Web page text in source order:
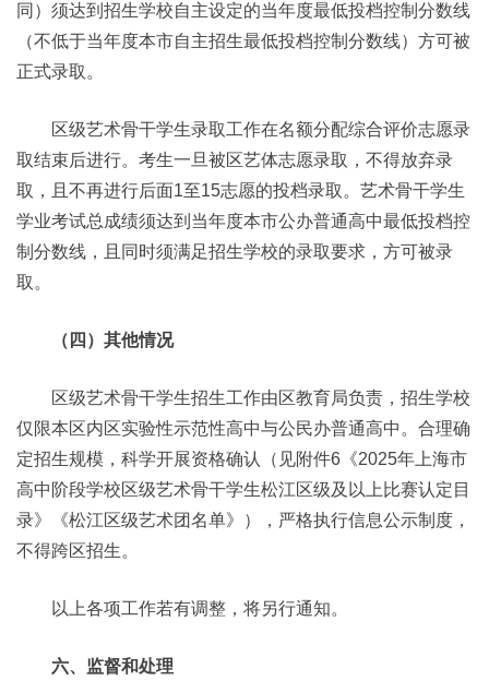
同）须达到招生学校自主设定的当年度最低投档控制分数线
（不低于当年度本市自主招生最低投档控制分数线）方可被
正式录取。
区级艺术骨干学生录取工作在名额分配综合评价志愿录
取结束后进行。考生一旦被区艺体志愿录取，不得放弃录
取，且不再进行后面1至15志愿的投档录取。艺术骨干学生
学业考试总成绩须达到当年度本市公办普通高中最低投档控
制分数线，且同时须满足招生学校的录取要求，方可被录
取。
（四）其他情况
区级艺术骨干学生招生工作由区教育局负责，招生学校
仅限本区内区实验性示范性高中与公民办普通高中。合理确
定招生规模，科学开展资格确认（见附件6《2025年上海市
高中阶段学校区级艺术骨干学生松江区级及以上比赛认定目
录》《松江区级艺术团名单》），严格执行信息公示制度，
不得跨区招生。
以上各项工作若有调整，将另行通知。
六、监督和处理